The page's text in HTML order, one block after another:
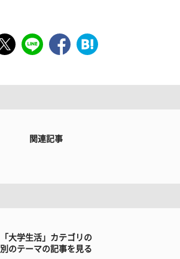
関連記事
「大学生活」カテゴリの
別のテーマの記事を見る